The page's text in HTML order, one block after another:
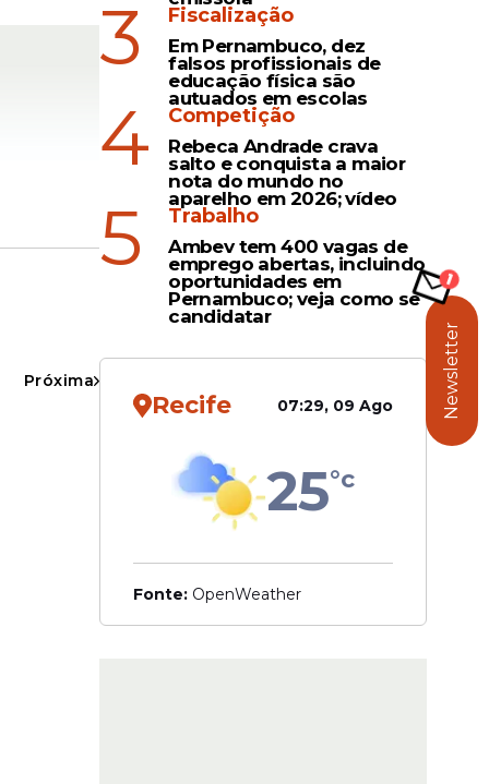
para
Próxima
3 Fiscalização
Em Pernambuco, dez
falsos profissionais de
educação física são
autuados em escolas
4 Competição
Rebeca Andrade crava
salto e conquista a maior
nota do mundo no
aparelho em 2026; vídeo
5 Trabalho
Ambev tem 400 vagas de
emprego abertas, incluindo
oportunidades em
Pernambuco; veja como se
candidatar
Recife 07:29, 09 Ago
25°c
Fonte: OpenWeather
Newsletter